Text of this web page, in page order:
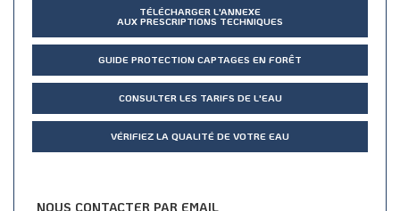
TÉLÉCHARGER L'ANNEXE
AUX PRESCRIPTIONS TECHNIQUES
GUIDE PROTECTION CAPTAGES EN FORÊT
CONSULTER LES TARIFS DE L'EAU
VÉRIFIEZ LA QUALITÉ DE VOTRE EAU
NOUS CONTACTER PAR EMAIL